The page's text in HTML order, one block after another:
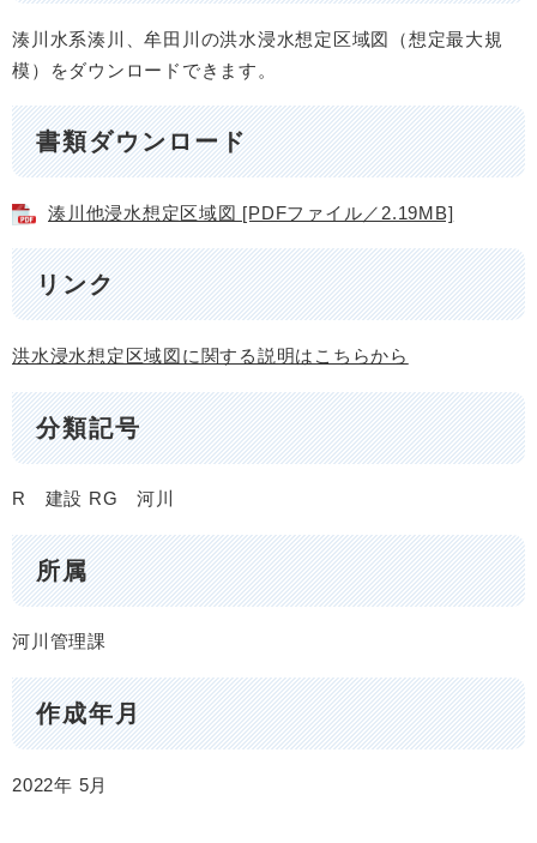
湊川水系湊川、牟田川の洪水浸水想定区域図（想定最大規
模）をダウンロードできます。
書類ダウンロード
湊川他浸水想定区域図 [PDFファイル／2.19MB]
リンク
洪水浸水想定区域図に関する説明はこちらから
分類記号
R 建設 RG 河川
所属
河川管理課
作成年月
2022年 5月